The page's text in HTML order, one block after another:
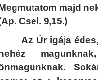
majd
Csel. 9,15.)
Az Úr igája